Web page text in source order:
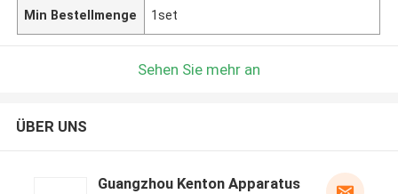
Min Bestellmenge 1set
Sehen Sie mehr an
ÜBER UNS
Guangzhou Kenton Apparatus